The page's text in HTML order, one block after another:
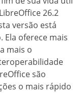
26.2
versão está
oferece mais
mais o
são
o mais rápido